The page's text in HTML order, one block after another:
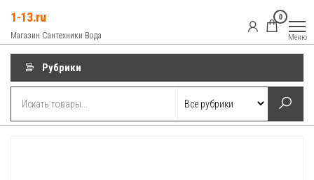
содержимому
1-13.ru
Магазин Сантехники Вода
0
Меню
Рубрики